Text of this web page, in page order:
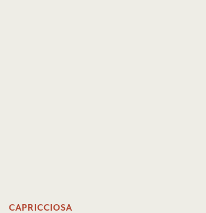
CAPRICCIOSA